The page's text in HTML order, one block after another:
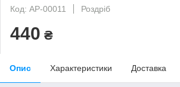
Код: АР-00011
Роздріб
440 ₴
Опис Характеристики Доставка